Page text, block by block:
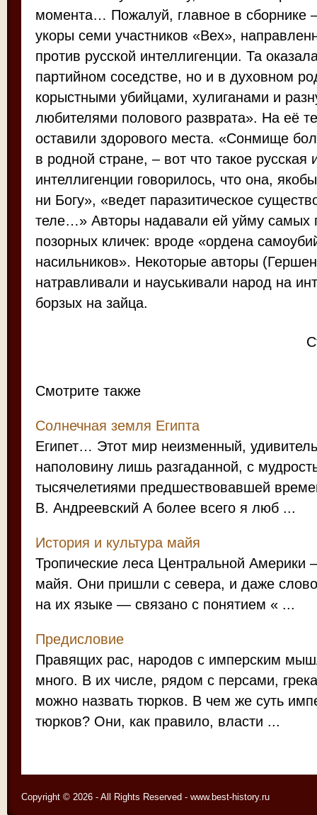
момента… Пожалуй, главное в сборнике
укоры семи участников «Вех»,
против русской интеллигенции. Та
партийном соседстве, но и в духовном
корыстными убийцами, хулиганами и
любителями полового разврата». На её
оставили здорового места. «Сонмище
в родной стране, – вот что такое русская
интеллигенции говорилось, что она,
ни Богу», «ведет паразитическое
теле…» Авторы надавали ей уйму самых
позорных кличек: вроде «ордена
насильников». Некоторые авторы
натравливали и науськивали народ на
борзых на зайца.
Смотрите также
Солнечная земля Египта
Египет… Этот мир неизменный,
наполовину лишь разгаданной, с
тысячелетиями предшествовавшей
В. Андреевский А более всего я люб ...
История и культура майя
Тропические леса Центральной Америки
майя. Они пришли с севера, и даже
на их языке — связано с понятием « ...
Предисловие
Правящих рас, народов с имперским
много. В их числе, рядом с персами,
можно назвать тюрков. В чем же суть
тюрков? Они, как правило, власти ...
Copyright © 2026 - All Rights Reserved - www.best-history.ru